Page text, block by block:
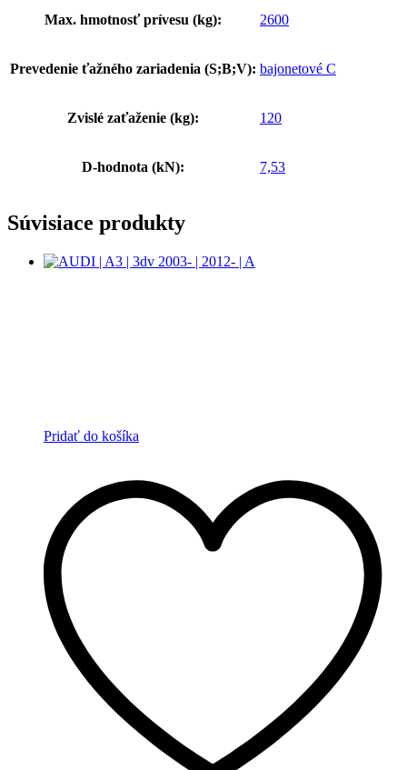
Max. hmotnosť prívesu (kg): 2600
Prevedenie ťažného zariadenia (S;B;V): bajonetové C
Zvislé zaťaženie (kg): 120
D-hodnota (kN): 7,53
Súvisiace produkty
Pridať do košíka